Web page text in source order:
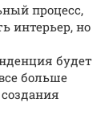
процесс,
интерьер, но
будет
больше